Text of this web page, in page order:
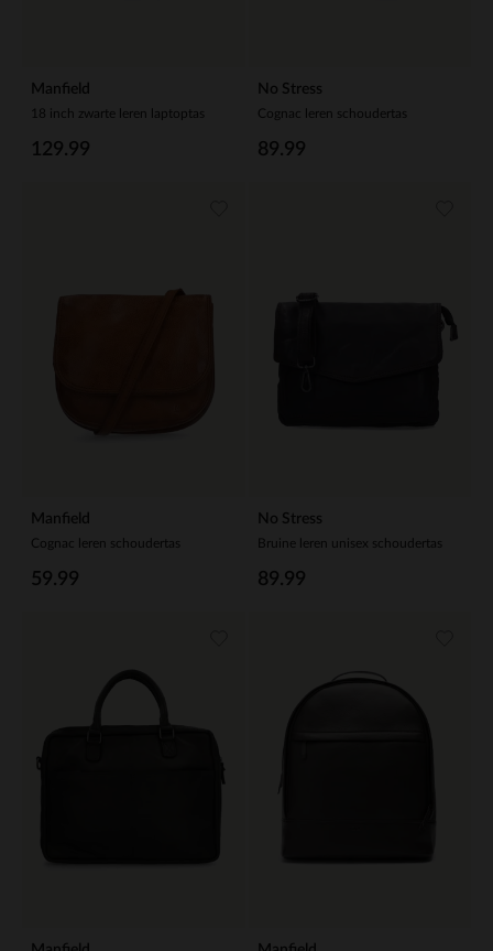
Manfield
18 inch zwarte leren laptoptas
129.99
No Stress
Cognac leren schoudertas
89.99
Manfield
Cognac leren schoudertas
59.99
No Stress
Bruine leren unisex schoudertas
89.99